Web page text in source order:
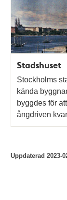
Stadshuset
Stockholms
kända
byggdes för
ångdriven
Uppdaterad2023-